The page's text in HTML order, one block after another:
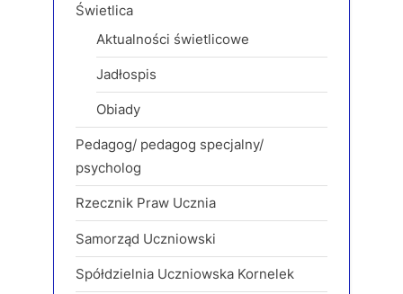
Świetlica
Aktualności świetlicowe
Jadłospis
Obiady
Pedagog/ pedagog specjalny/
psycholog
Rzecznik Praw Ucznia
Samorząd Uczniowski
Spółdzielnia Uczniowska Kornelek